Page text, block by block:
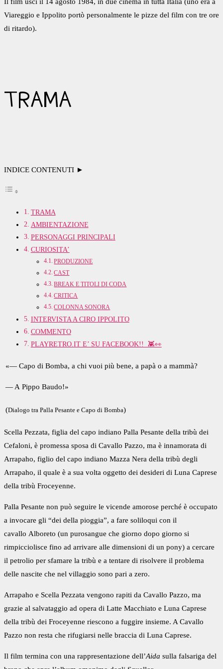
Viareggio e Ippolito portò personalmente le pizze del film con tre ore
di ritardo).
TRAMA
INDICE CONTENUTI ►
TRAMA
AMBIENTAZIONE
PERSONAGGI PRINCIPALI
CURIOSITA’
PRODUZIONE
CAST
BREAK E TITOLI DI CODA
CRITICA
COLONNA SONORA
INTERVISTA A CIRO IPPOLITO
COMMENTO
PLAYRETRO.IT E’ SU FACEBOOK!! 👾👀
«— Capo di Bomba, a chi vuoi più bene, a papà o a mammà?
— A Pippo Baudo!»
(Dialogo tra Palla Pesante e Capo di Bomba)
Scella Pezzata, figlia del capo indiano Palla Pesante della tribù dei
Cefaloni, è promessa sposa di Cavallo Pazzo, ma è innamorata di
Arrapaho, figlio del capo indiano Mazza Nera della tribù degli
Arrapaho, il quale è a sua volta oggetto dei desideri di Luna Caprese
della tribù Froceyenne.
Palla Pesante non può seguire le vicende amorose perché è occupato
a invocare gli “dei della pioggia”, a fare soliloqui con il
cavallo Alboreto (un purosangue che giorno dopo giorno si
rimpicciolisce fino ad arrivare alle dimensioni di un pony) a cercare
il petrolio per sfamare la tribù e a tentare di risolvere il problema
delle nascite che nel villaggio sono pari a zero.
Arrapaho e Scella Pezzata vengono rapiti da Cavallo Pazzo, ma
grazie al salvataggio ad opera di Latte Macchiato e Luna Caprese
della tribù dei Froceyenne riescono a fuggire insieme. A Cavallo
Pazzo non resta che rifugiarsi nelle braccia di Luna Caprese.
Il film termina con una rappresentazione dell’Aida sulla falsariga del